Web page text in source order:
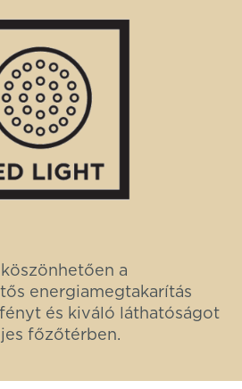
a
energiamegtakarítás
és kiváló láthatóságot
főzőtérben.